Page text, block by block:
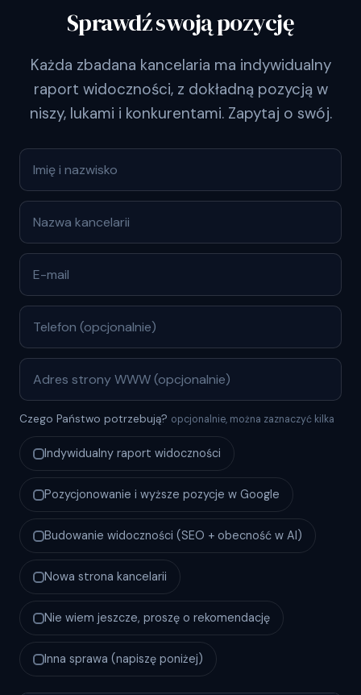
Sprawdź swoją pozycję
Każda zbadana kancelaria ma indywidualny
raport widoczności, z dokładną pozycją w
niszy, lukami i konkurentami. Zapytaj o swój.
Czego Państwo potrzebują? opcjonalnie, można zaznaczyć kilka
Indywidualny raport widoczności
Pozycjonowanie i wyższe pozycje w Google
Budowanie widoczności (SEO + obecność w AI)
Nowa strona kancelarii
Nie wiem jeszcze, proszę o rekomendację
Inna sprawa (napiszę poniżej)